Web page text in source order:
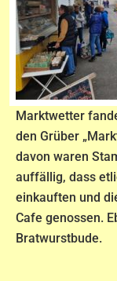
Marktwetter
den Grüber
davon waren
auffällig, dass
einkauften und
Cafe genossen.
Bratwurstbude.